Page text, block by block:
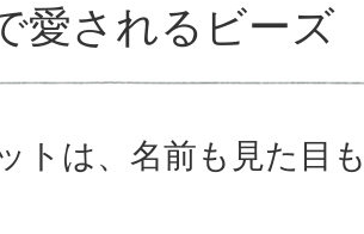
愛されるビーズ
トは、名前も見た目